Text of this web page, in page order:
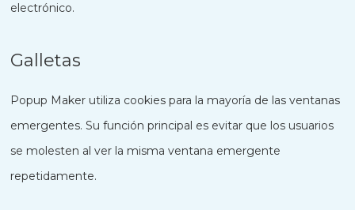
electrónico.
Galletas
Popup Maker utiliza cookies para la mayoría de las ventanas
emergentes. Su función principal es evitar que los usuarios
se molesten al ver la misma ventana emergente
repetidamente.